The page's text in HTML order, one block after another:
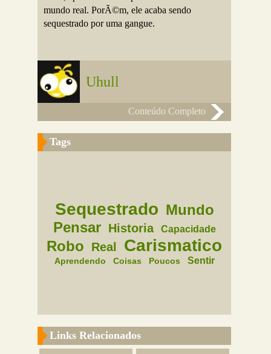
mundo real. PorÃ©m, ele acaba sendo
sequestrado por uma gangue.
Uhull
Conteúdo Completo
Tags
Sequestrado Mundo
Pensar
Historia Capacidade
Robo Real Carismatico
Aprendendo Coisas Poucos Sentir
Links Relacionados